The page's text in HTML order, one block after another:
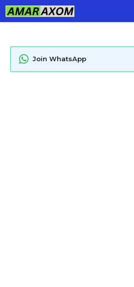
Skip
to
Join WhatsApp